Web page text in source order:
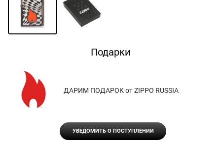
Подарки
ДАРИМ ПОДАРОК от ZIPPO RUSSIA
УВЕДОМИТЬ О ПОСТУПЛЕНИИ